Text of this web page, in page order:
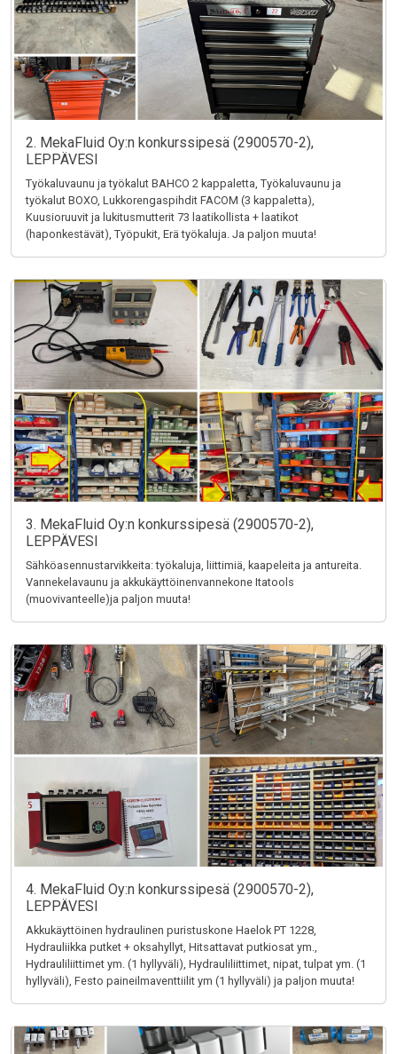
2. MekaFluid Oy:n konkurssipesä (2900570-2),
LEPPÄVESI
Työkaluvaunu ja työkalut BAHCO 2 kappaletta, Työkaluvaunu ja
työkalut BOXO, Lukkorengaspihdit FACOM (3 kappaletta),
Kuusioruuvit ja lukitusmutterit 73 laatikollista + laatikot
(haponkestävät), Työpukit, Erä työkaluja. Ja paljon muuta!
3. MekaFluid Oy:n konkurssipesä (2900570-2),
LEPPÄVESI
Sähköasennustarvikkeita: työkaluja, liittimiä, kaapeleita ja antureita.
Vannekelavaunu ja akkukäyttöinenvannekone Itatools
(muovivanteelle)ja paljon muuta!
4. MekaFluid Oy:n konkurssipesä (2900570-2),
LEPPÄVESI
Akkukäyttöinen hydraulinen puristuskone Haelok PT 1228,
Hydrauliikka putket + oksahyllyt, Hitsattavat putkiosat ym.,
Hydrauliliittimet ym. (1 hyllyväli), Hydrauliliittimet, nipat, tulpat ym. (1
hyllyväli), Festo paineilmaventtiilit ym (1 hyllyväli) ja paljon muuta!